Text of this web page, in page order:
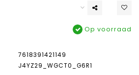
Op voorraad
7618391421149
J4YZ29_WGCT0_G6R1